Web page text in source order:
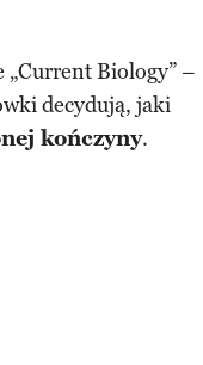
Biology” –
decydują, jaki
kończyny.